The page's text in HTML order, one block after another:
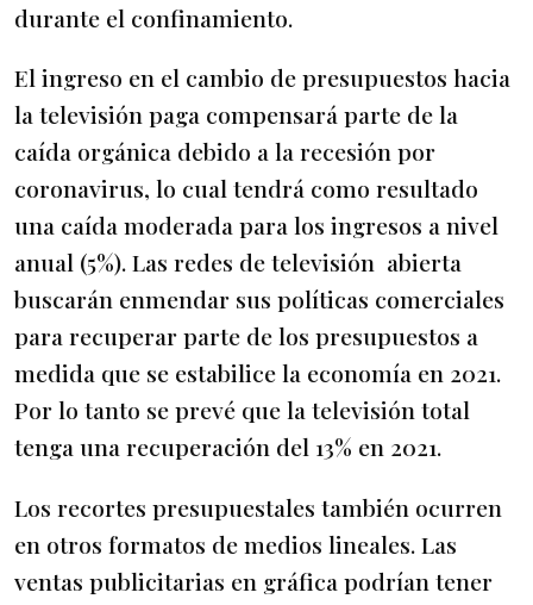
durante el confinamiento.
El ingreso en el cambio de presupuestos hacia
la televisión paga compensará parte de la
caída orgánica debido a la recesión por
coronavirus, lo cual tendrá como resultado
una caída moderada para los ingresos a nivel
anual (5%). Las redes de televisión abierta
buscarán enmendar sus políticas comerciales
para recuperar parte de los presupuestos a
medida que se estabilice la economía en 2021.
Por lo tanto se prevé que la televisión total
tenga una recuperación del 13% en 2021.
Los recortes presupuestales también ocurren
en otros formatos de medios lineales. Las
ventas publicitarias en gráfica podrían tener